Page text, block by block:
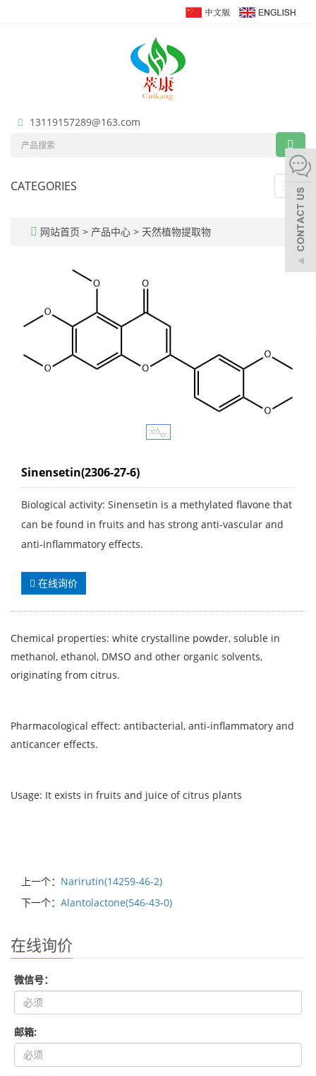
13119157289@163.com
CATEGORIES
网站首页 > 产品中心 > 天然植物提取物
Sinensetin(2306-27-6)
Biological activity: Sinensetin is a methylated flavone that
can be found in fruits and has strong anti-vascular and
anti-inflammatory effects.
在线询价
Chemical properties: white crystalline powder, soluble in
methanol, ethanol, DMSO and other organic solvents,
originating from citrus.
Pharmacological effect: antibacterial, anti-inflammatory and
anticancer effects.
Usage: It exists in fruits and juice of citrus plants
上一个： Narirutin(14259-46-2)
下一个： Alantolactone(546-43-0)
在线询价
微信号：
邮箱: